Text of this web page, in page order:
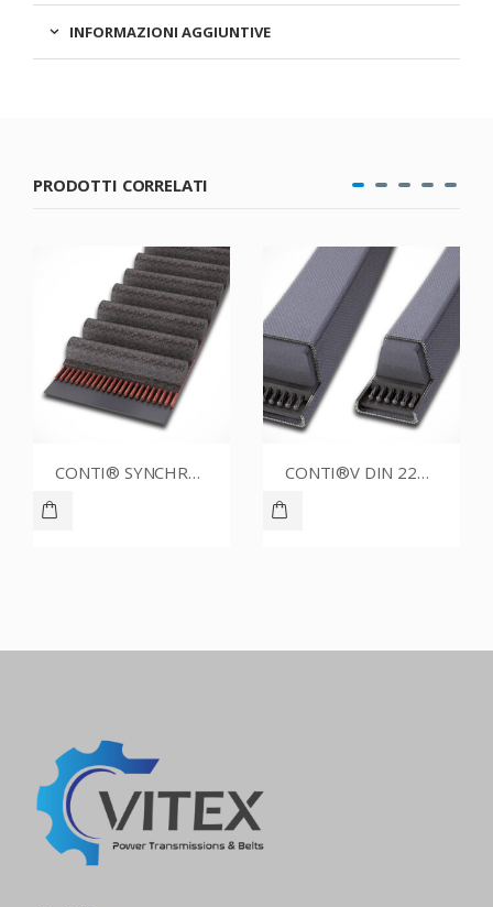
INFORMAZIONI AGGIUNTIVE
PRODOTTI CORRELATI
CONTI® SYNCHROBELT 1750XH300 CONTI®V DIN 2215 20.0X1700